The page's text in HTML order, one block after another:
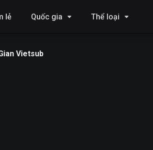
lẻ Quốc gia Thể loại
Vietsub